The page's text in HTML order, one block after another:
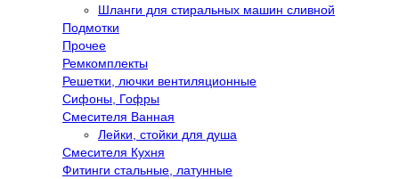
Шланги для стиральных машин сливной
Подмотки
Прочее
Ремкомплекты
Решетки, лючки вентиляционные
Сифоны, Гофры
Смесителя Ванная
Лейки, стойки для душа
Смесителя Кухня
Фитинги стальные, латунные